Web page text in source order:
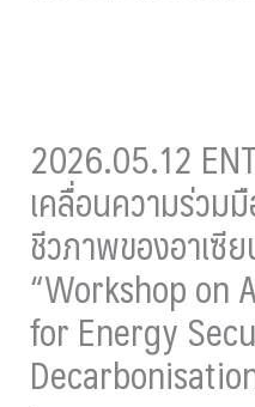
2026.05.12
เคลื่อนความร่วม
ชีวภาพของอาเซี
“Workshop on
for Energy